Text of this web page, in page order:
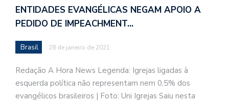
ENTIDADES EVANGÉLICAS NEGAM APOIO A
PEDIDO DE IMPEACHMENT…
Brasil 28 de janeiro de 2021
Redação A Hora News Legenda: Igrejas ligadas à
esquerda política não representam nem 0,5% dos
evangélicos brasileiros | Foto: Uni Igrejas Saiu nesta